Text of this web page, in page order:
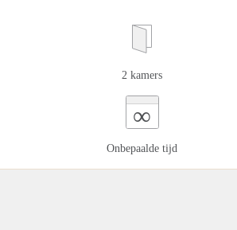
2 kamers
∞
Onbepaalde tijd